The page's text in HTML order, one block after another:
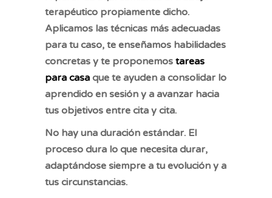
terapéutico propiamente dicho.
Aplicamos las técnicas más adecuadas
para tu caso, te enseñamos habilidades
concretas y te proponemos tareas
para casa que te ayuden a consolidar lo
aprendido en sesión y a avanzar hacia
tus objetivos entre cita y cita.
No hay una duración estándar. El
proceso dura lo que necesita durar,
adaptándose siempre a tu evolución y a
tus circunstancias.